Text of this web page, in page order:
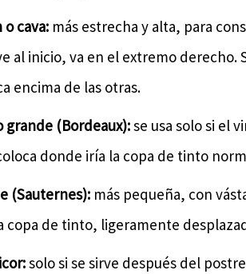
cava: más estrecha y alta, para
al inicio, va en el extremo derecho.
encima de las otras.
grande (Bordeaux):se usa solo si el
donde iría la copa de tinto
(Sauternes): más pequeña, con
copa de tinto, ligeramente
solo si se sirve después del